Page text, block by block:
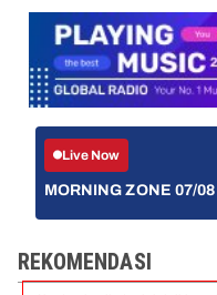
Live Now
MORNING ZONE 07/08